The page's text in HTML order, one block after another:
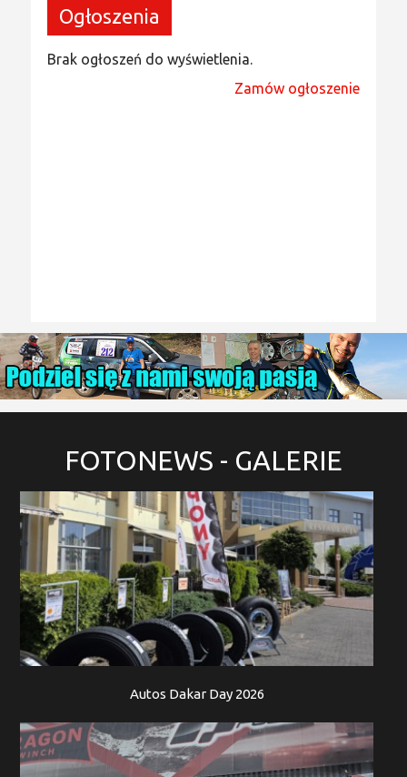
Ogłoszenia
Brak ogłoszeń do wyświetlenia.
Zamów ogłoszenie
FOTONEWS - GALERIE
Autos Dakar Day 2026